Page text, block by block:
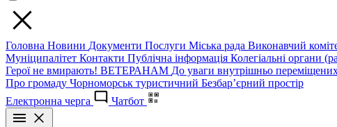
Головна Новини Документи Послуги Міська рада Виконавчий
Муніципалітет Контакти Публічна інформація Колегіальні органи
Герої не вмирають! ВЕТЕРАНАМ До уваги внутрішньо
Про громаду Чорноморськ туристичний Безбар’єрний простір
Електронна черга
Чатбот